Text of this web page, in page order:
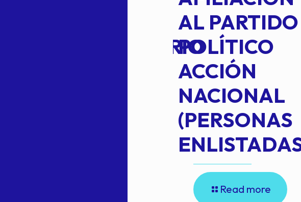
EXTRAORDINARIO
AL PARTIDO
POLÍTICO
ACCIÓN
NACIONAL
(PERSONAS
Read more